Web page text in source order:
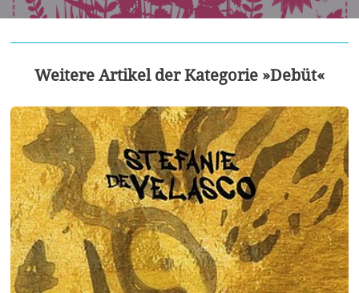
Weitere Artikel der Kategorie »Debüt«